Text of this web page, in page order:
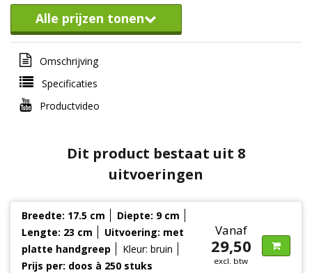
Alle prijzen tonen
Omschrijving
Specificaties
Productvideo
Dit product bestaat uit 8
uitvoeringen
Breedte: 17.5 cm
Diepte: 9 cm
Lengte: 23 cm
Uitvoering: met
platte handgreep
Kleur: bruin
Prijs per: doos à 250 stuks
Vanaf
29,50
excl. btw